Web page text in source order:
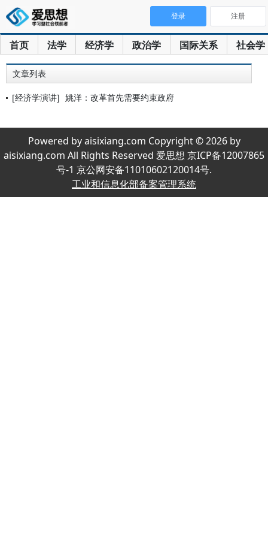
首页 法学 经济学 政治学 国际关系 社会学
登录 注册
文章列表
[经济学演讲] 姚洋：改革首先需要约束政府
Powered by aisixiang.com Copyright © 2026 by
aisixiang.com All Rights Reserved 爱思想 京ICP备12007865
号-1 京公网安备11010602120014号.
工业和信息化部备案管理系统